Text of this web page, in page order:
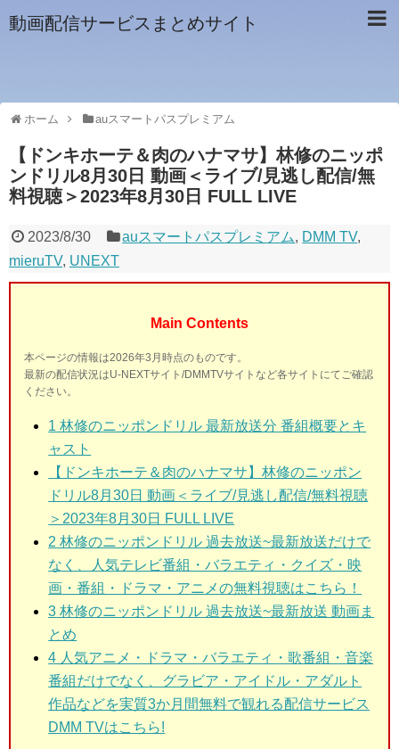
動画配信サービスまとめサイト
ホーム auスマートパスプレミアム
【ドンキホーテ＆肉のハナマサ】林修のニッポ
ンドリル8月30日 動画＜ライブ/見逃し配信/無
料視聴＞2023年8月30日 FULL LIVE
2023/8/30 auスマートパスプレミアム, DMM TV,
mieruTV, UNEXT
Main Contents
本ページの情報は2026年3月時点のものです。
最新の配信状況はU-NEXTサイト/DMMTVサイトなど各サイトにてご確認
ください。
1 林修のニッポンドリル 最新放送分 番組概要とキ
ャスト
【ドンキホーテ＆肉のハナマサ】林修のニッポン
ドリル8月30日 動画＜ライブ/見逃し配信/無料視聴
＞2023年8月30日 FULL LIVE
2 林修のニッポンドリル 過去放送~最新放送だけで
なく、人気テレビ番組・バラエティ・クイズ・映
画・番組・ドラマ・アニメの無料視聴はこちら！
3 林修のニッポンドリル 過去放送~最新放送 動画ま
とめ
4 人気アニメ・ドラマ・バラエティ・歌番組・音楽
番組だけでなく、グラビア・アイドル・アダルト
作品などを実質3か月間無料で観れる配信サービス
DMM TVはこちら!